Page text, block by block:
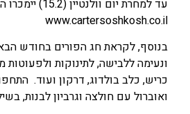
עד למחרת יום וולנטיין (15.2) יימכרו הבגדים במבצע הנחות עד 70%.
www.cartersoshkosh.co.il
בנוסף, לקראת חג הפורים בחודש
כריש, כלב בולדוג, דרקון ועוד.
ואוברול עם חולצה וגרביון לבנות,